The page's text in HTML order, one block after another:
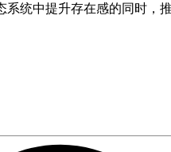
统中提升存在感的同时，推